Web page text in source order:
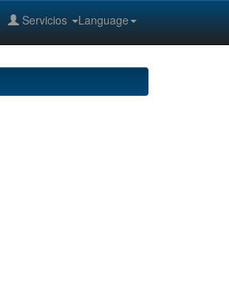
Language
Servicios